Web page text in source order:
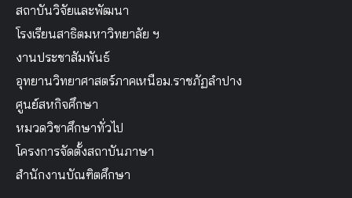
สถาบันวิจัยและพัฒนา
โรงเรียนสาธิตมหาวิทยาลัย ฯ
งานประชาสัมพันธ์
อุทยานวิทยาศาสตร์ภาคเหนือม.ราชภัฏลำปาง
ศูนย์สหกิจศึกษา
หมวดวิชาศึกษาทั่วไป
โครงการจัดตั้งสถาบันภาษา
สำนักงานบัณฑิตศึกษา